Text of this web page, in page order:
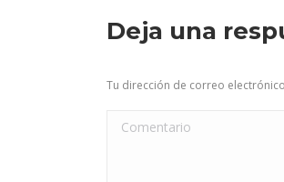
Deja una
Tu dirección de correo
Comentario